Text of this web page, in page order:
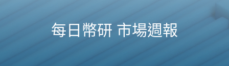
每日幣研 市場週報